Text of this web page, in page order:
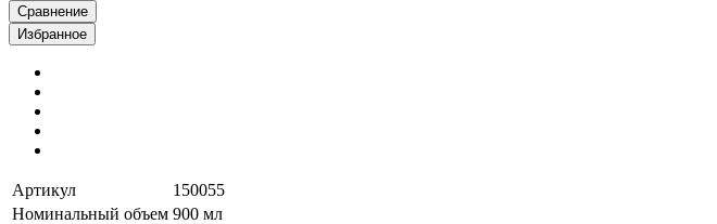
Сравнение
Избранное
Артикул
150055
Номинальный объем 900 мл